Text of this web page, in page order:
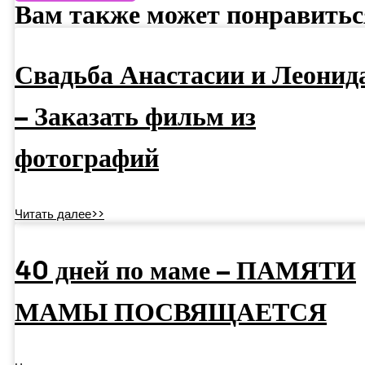
Вам также может
Свадьба Анастасии и
– Заказать фильм из
фотографий
Читать далее>>
40 дней по маме – ПАМЯТИ
МАМЫ ПОСВЯЩАЕТСЯ